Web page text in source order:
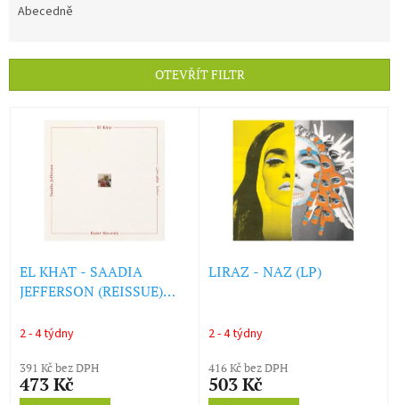
r
Abecedně
OTEVŘÍT FILTR
EL KHAT - SAADIA
JEFFERSON (REISSUE)
2 - 4 týdny
391 Kč bez DPH
473 Kč
LIRAZ - NAZ (LP)
2 - 4 týdny
416 Kč bez DPH
503 Kč